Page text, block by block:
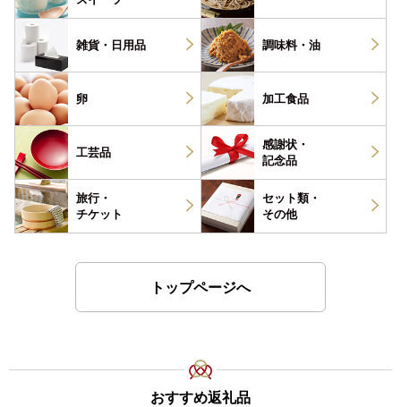
雑貨・ 日用品 調味料・ 油
卵 加工食品
工芸品
感謝状・
記念品
旅行・
チケット
セット類・
その他
トップページへ
おすすめ返礼品